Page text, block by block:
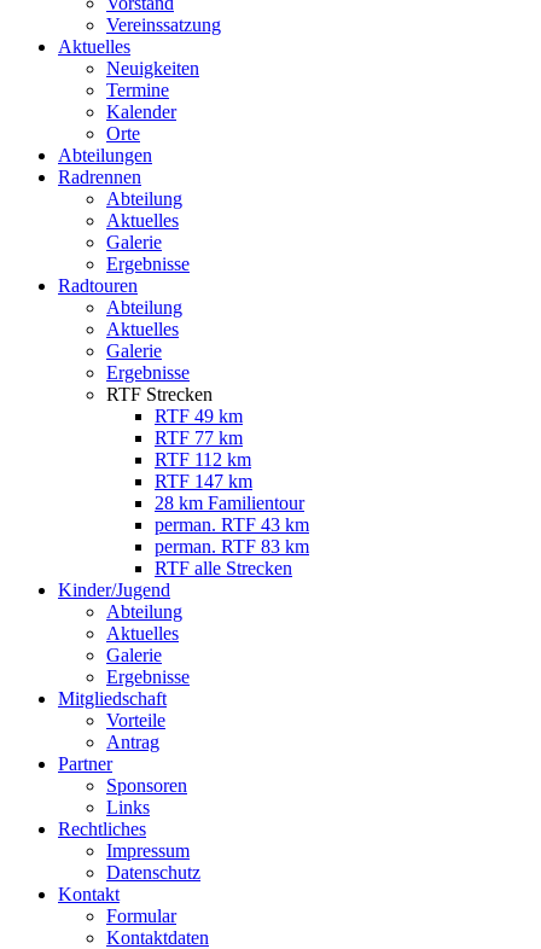
Vereinssatzung
Aktuelles
Neuigkeiten
Termine
Kalender
Orte
Abteilungen
Radrennen
Abteilung
Aktuelles
Galerie
Ergebnisse
Radtouren
Abteilung
Aktuelles
Galerie
Ergebnisse
RTF Strecken
RTF 49 km
RTF 77 km
RTF 112 km
RTF 147 km
28 km Familientour
perman. RTF 43 km
perman. RTF 83 km
RTF alle Strecken
Kinder/Jugend
Abteilung
Aktuelles
Galerie
Ergebnisse
Mitgliedschaft
Vorteile
Antrag
Partner
Sponsoren
Links
Rechtliches
Impressum
Datenschutz
Kontakt
Formular
Kontaktdaten